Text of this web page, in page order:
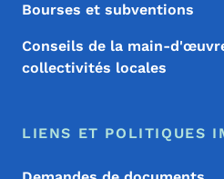
Bourses et subventions
Conseils de la main-
collectivités locales
LIENS ET POLITIQUES